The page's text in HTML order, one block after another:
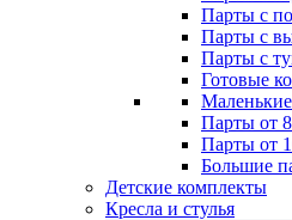
Парты с
Парты с
Парты с
Готовые
Парты от
Парты от
Большие
Детские комплекты
Кресла и стулья